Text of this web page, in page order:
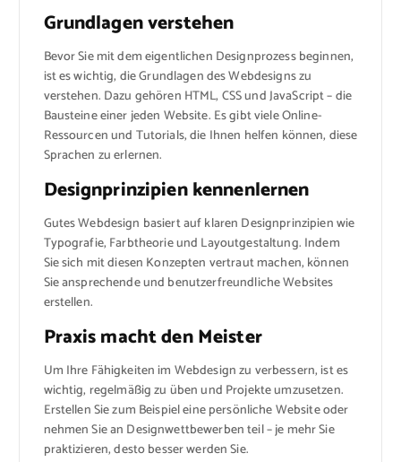
Grundlagen verstehen
Bevor Sie mit dem eigentlichen Designprozess beginnen,
ist es wichtig, die Grundlagen des Webdesigns zu
verstehen. Dazu gehören HTML, CSS und JavaScript – die
Bausteine einer jeden Website. Es gibt viele Online-
Ressourcen und Tutorials, die Ihnen helfen können, diese
Sprachen zu erlernen.
Designprinzipien kennenlernen
Gutes Webdesign basiert auf klaren Designprinzipien wie
Typografie, Farbtheorie und Layoutgestaltung. Indem
Sie sich mit diesen Konzepten vertraut machen, können
Sie ansprechende und benutzerfreundliche Websites
erstellen.
Praxis macht den Meister
Um Ihre Fähigkeiten im Webdesign zu verbessern, ist es
wichtig, regelmäßig zu üben und Projekte umzusetzen.
Erstellen Sie zum Beispiel eine persönliche Website oder
nehmen Sie an Designwettbewerben teil – je mehr Sie
praktizieren, desto besser werden Sie.